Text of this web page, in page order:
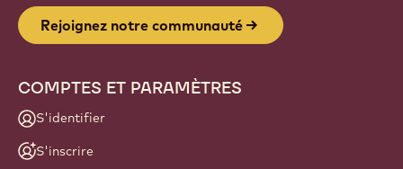
Rejoignez notre communauté
COMPTES ET PARAMÈTRES
S'identifier
S'inscrire